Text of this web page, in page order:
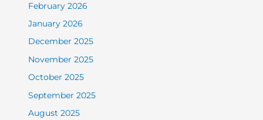
February 2026
January 2026
December 2025
November 2025
October 2025
September 2025
August 2025